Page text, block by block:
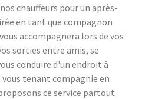
chauffeurs pour un après-
en tant que compagnon
accompagnera lors de vos
sorties entre amis, se
conduire d'un endroit à
tenant compagnie en
ce service partout